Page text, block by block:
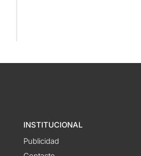
INSTITUCIONAL
Publicidad